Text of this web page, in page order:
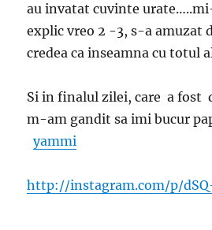
au invatat cuvinte
explic vreo 2 -3, s-a amuzat
credea ca inseamna cu totul
Si in finalul zilei, care a fost
m-am gandit sa imi bucur
yammi
http://instagram.com/p/